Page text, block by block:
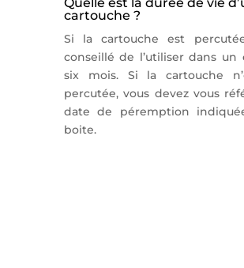
Quelle est la durée de vie
cartouche ?
Si la cartouche est
conseillé de l’utiliser dans un
six mois. Si la cartouche
percutée, vous devez vous
date de péremption
boite.